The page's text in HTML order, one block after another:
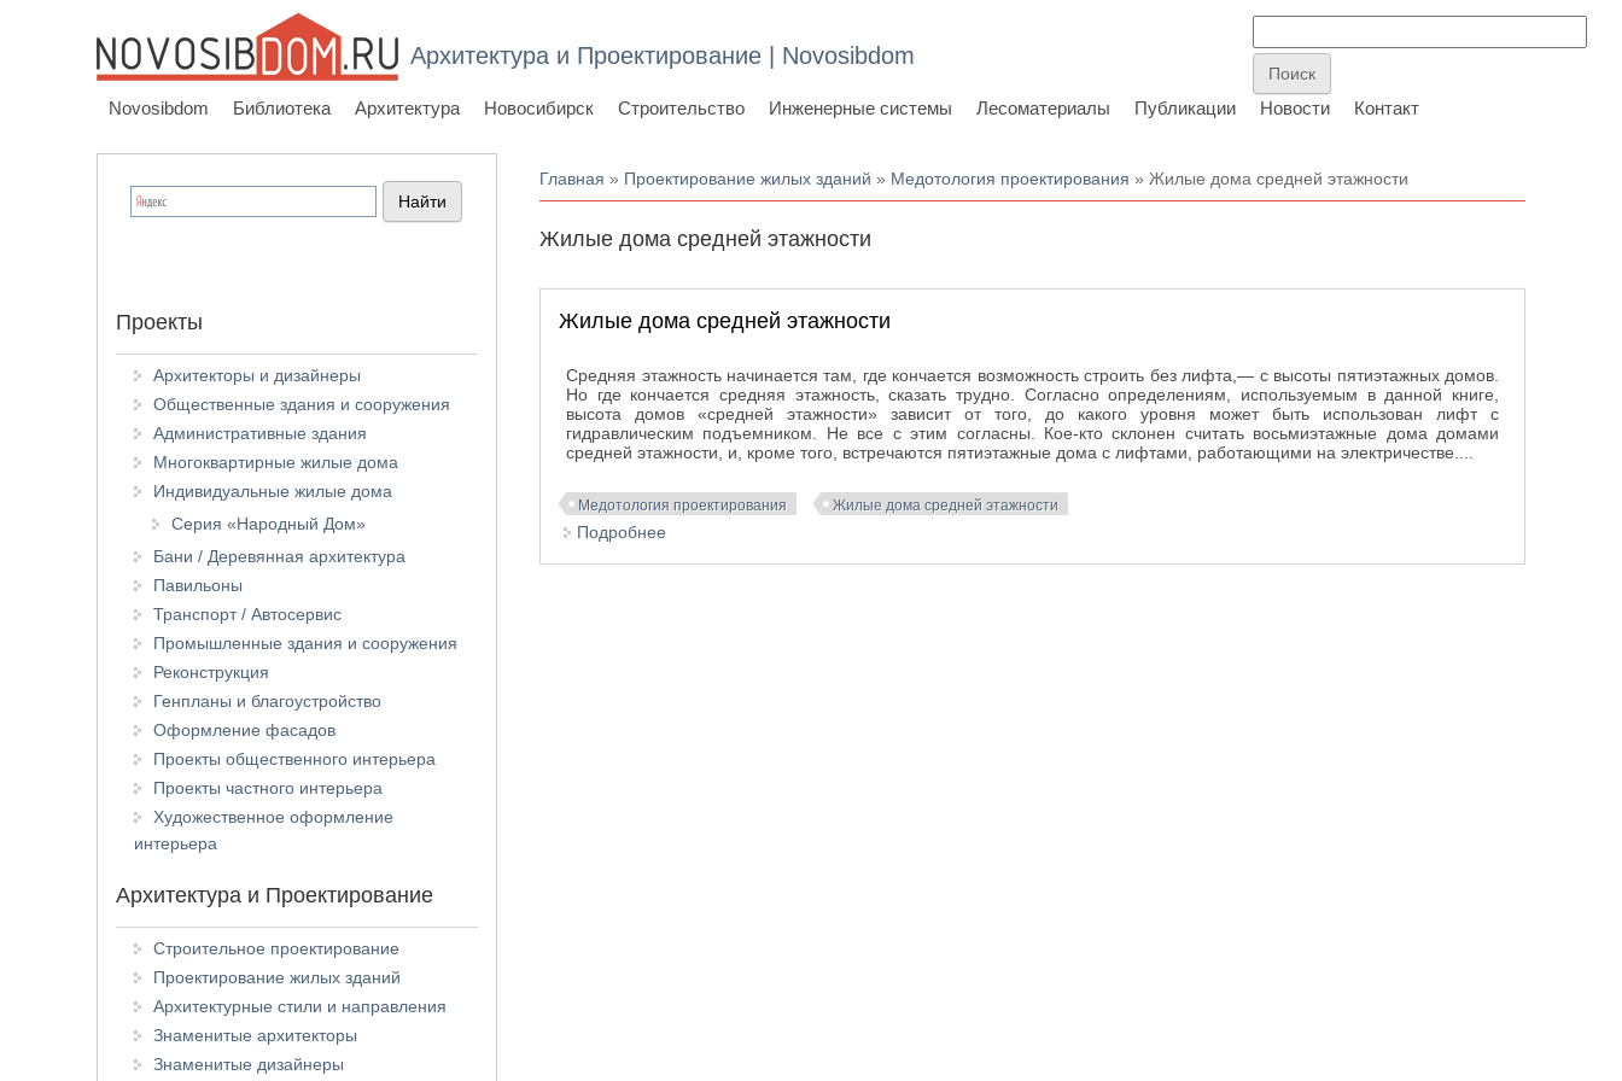
Архитектура и Проектирование | Novosibdom
Novosibdom Библиотека Архитектура Новосибирск Строительство Инженерные системы Лесоматериалы Публикации Новости Контакт
Вы здесь
Главная » Проектирование жилых зданий » Медотология проектирования » Жилые дома средней этажности
Жилые дома средней этажности
Жилые дома средней этажности
Средняя этажность начинается там, где кончается возможность строить без лифта,— с высоты пятиэтажных домов.
Но где кончается средняя этажность, сказать трудно. Согласно определениям, используемым в данной книге,
высота домов «средней этажности» зависит от того, до какого уровня может быть использован лифт с
гидравлическим подъемником. Не все с этим согласны. Кое-кто склонен считать восьмиэтажные дома домами
средней этажности, и, кроме того, встречаются пятиэтажные дома с лифтами, работающими на электричестве....
Медотология проектирования Жилые дома средней этажности
Подробнее
Проекты
Архитекторы и дизайнеры
Общественные здания и сооружения
Административные здания
Многоквартирные жилые дома
Индивидуальные жилые дома
Серия «Народный Дом»
Бани / Деревянная архитектура
Павильоны
Транспорт / Автосервис
Промышленные здания и сооружения
Реконструкция
Генпланы и благоустройство
Оформление фасадов
Проекты общественного интерьера
Проекты частного интерьера
Художественное оформление
интерьера
Архитектура и Проектирование
Строительное проектирование
Проектирование жилых зданий
Архитектурные стили и направления
Знаменитые архитекторы
Знаменитые дизайнеры